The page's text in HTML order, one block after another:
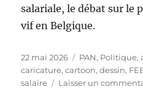
salariale, le débat sur le
vif en Belgique.
Publié
le
22 mai 2026 Catégories
PAN, Politique,
caricature,cartoon,dessin,
salaire
Laisser un